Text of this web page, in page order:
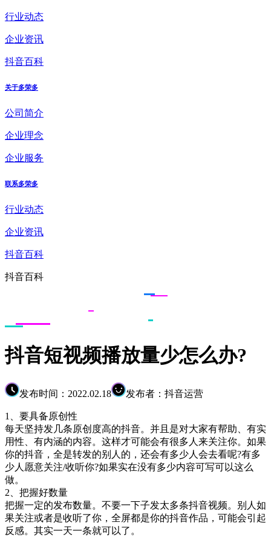
行业动态
企业资讯
抖音百科
关于多荣多
公司简介
企业理念
企业服务
联系多荣多
行业动态
企业资讯
抖音百科
抖音百科
抖音短视频播放量少怎么办?
发布时间：2022.02.18 发布者：抖音运营
1、要具备原创性
每天坚持发几条原创度高的抖音。并且是对大家有帮助、有实
用性、有内涵的内容。这样才可能会有很多人来关注你。如果
你的抖音，全是转发的别人的，还会有多少人会去看呢?有多
少人愿意关注/收听你?如果实在没有多少内容可写可以这么
做。
2、把握好数量
把握一定的发布数量。不要一下子发太多条抖音视频。别人如
果关注或者是收听了你，全屏都是你的抖音作品，可能会引起
反感。其实一天一条就可以了。